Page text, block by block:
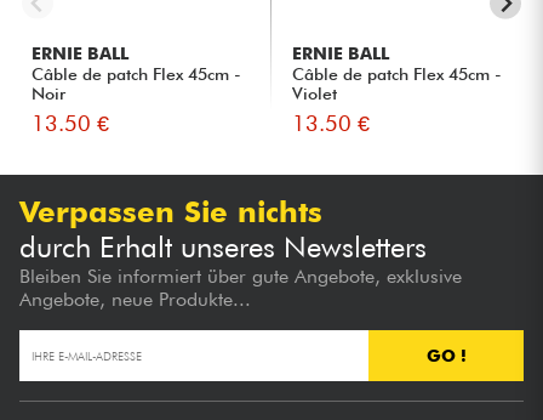
ERNIE BALL
Câble de patch Flex 45cm -
Noir
13.50 €
ERNIE BALL
Câble de patch Flex 45cm -
Violet
13.50 €
Verpassen Sie nichts
durch Erhalt unseres Newsletters
Bleiben Sie informiert über gute Angebote, exklusive
Angebote, neue Produkte...
GO !